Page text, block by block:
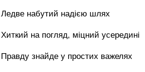
Ледве набутий надією шлях
Хиткий на погляд, міцний усередині
Правду знайде у простих важелях